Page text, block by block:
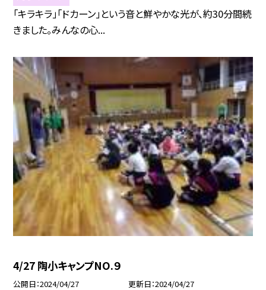
「キラキラ」「ドカーン」という音と鮮やかな光が、約30分間続
きました。みんなの心...
4/27 陶小キャンプNO.９
公開日 2024/04/27 更新日 2024/04/27